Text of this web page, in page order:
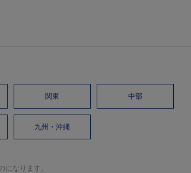
関東 中部
九州・沖縄
なります。